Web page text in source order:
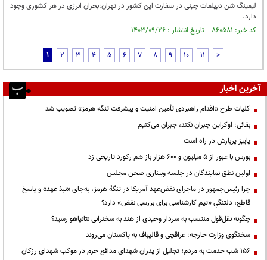
لیمینگ شن دیپلمات چینی در سفارت این کشور در تهران:بحران انرژی در هر کشوری وجود
دارد.
کد خبر: ۸۶۰۵۸۱ تاریخ انتشار : ۱۴۰۳/۰۹/۲۶
1 2 3 4 5 6 7 8 9 10 11 >
آخرین اخبار
کلیات طرح «اقدام راهبردی تأمین امنیت و پیشرفت تنگه هرمز» تصویب شد
بقائی: اوکراین جبران نکند، جبران می‌کنیم
پاییز پربارش در راه است
بورس با عبور از ۵ میلیون و ۶۰۰ هزار باز هم رکورد تاریخی زد
اولین نطق نمایندگان در جلسه وبیناری صحن مجلس
چرا رئیس‌جمهور در ماجرای نقض‌عهد آمریکا در تنگهٔ هرمز، به‌جای «نبذ عهد» و پاسخ
قاطع، دلتنگیِ «تیم کارشناسی برای بررسی نقض» دارد؟
چگونه نقل‌قول منتسب به سردار وحیدی از هند به سخنرانی نتانیاهو رسید؟
سخنگوی وزارت خارجه: عراقچی و قالیباف به پاکستان می‌روند
۱۵۶ شب خدمت به مردم؛ تجلیل از پدران شهدای مدافع حرم در موکب شهدای رزکان